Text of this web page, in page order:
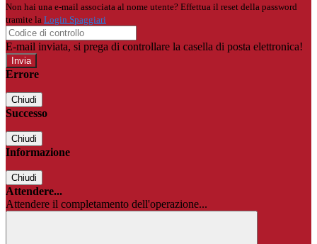
Non hai una e-mail associata al nome utente? Effettua il reset della password
tramite la Login Spaggiari
E-mail inviata, si prega di controllare la casella di posta elettronica!
Errore
Chiudi
Successo
Chiudi
Informazione
Chiudi
Attendere...
Attendere il completamento dell'operazione...